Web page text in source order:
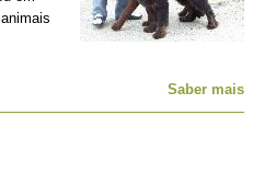
Saber mais